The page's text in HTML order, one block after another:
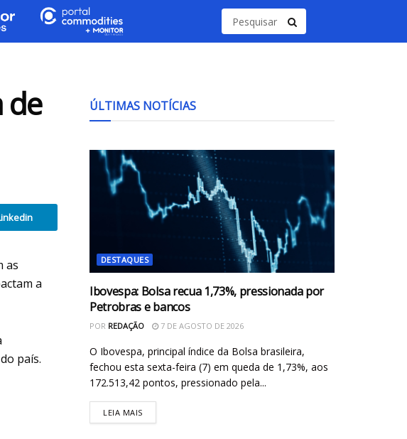
de
as
a
país.
ÚLTIMAS NOTÍCIAS
DESTAQUES
Ibovespa: Bolsa recua 1,73%, pressionada por
Petrobras e bancos
POR REDAÇÃO 7 DE AGOSTO DE 2026
O Ibovespa, principal índice da Bolsa brasileira,
fechou esta sexta-feira (7) em queda de 1,73%, aos
172.513,42 pontos, pressionado pela...
LEIA MAIS